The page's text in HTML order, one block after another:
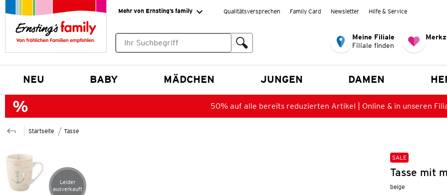
Mehr von Ernsting’s family Qualitätsversprechen Family Card Newsletter Hilfe & Service
Meine Filiale
Filiale finden
NEU BABY MÄDCHEN JUNGEN DAMEN
50% auf alle bereits reduzierten Artikel | Online & in unseren
Startseite Tasse
Artikel leider ausverkauft
Leider
ausverkauft
SALE
Tasse mit
beige